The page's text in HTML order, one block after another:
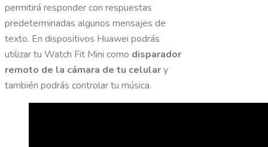
permitirá responder con respuestas
predeterminadas algunos mensajes de
texto. En dispositivos Huawei podrás
utilizar tu Watch Fit Mini como disparador
remoto de la cámara de tu celulary
también podrás controlar tu música.